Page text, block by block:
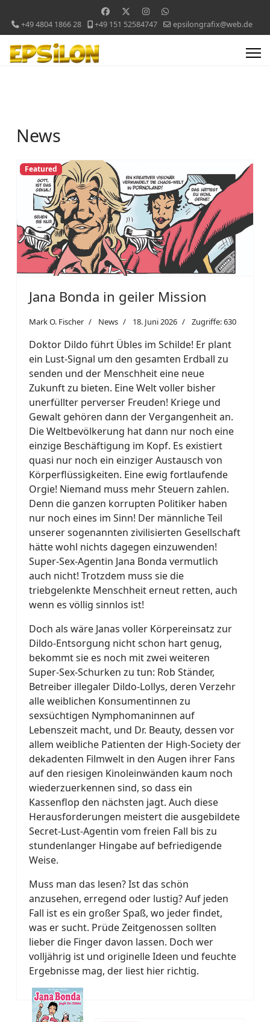
+49 4804 1866 28 +49 151 52584747 epsilongrafix@web.de
News
Featured
Jana Bonda in geiler Mission
Mark O. Fischer News 18. Juni 2026 Zugriffe: 630
Doktor Dildo führt Übles im Schilde! Er plant
ein Lust-Signal um den gesamten Erdball zu
senden und der Menschheit eine neue
Zukunft zu bieten. Eine Welt voller bisher
unerfüllter perverser Freuden! Kriege und
Gewalt gehören dann der Vergangenheit an.
Die Weltbevölkerung hat dann nur noch eine
einzige Beschäftigung im Kopf. Es existiert
quasi nur noch ein einziger Austausch von
Körperflüssigkeiten. Eine ewig fortlaufende
Orgie! Niemand muss mehr Steuern zahlen.
Denn die ganzen korrupten Politiker haben
nur noch eines im Sinn! Der männliche Teil
unserer sogenannten zivilisierten Gesellschaft
hätte wohl nichts dagegen einzuwenden!
Super-Sex-Agentin Jana Bonda vermutlich
auch nicht! Trotzdem muss sie die
triebgelenkte Menschheit erneut retten, auch
wenn es völlig sinnlos ist!
Doch als wäre Janas voller Körpereinsatz zur
Dildo-Entsorgung nicht schon hart genug,
bekommt sie es noch mit zwei weiteren
Super-Sex-Schurken zu tun: Rob Ständer,
Betreiber illegaler Dildo-Lollys, deren Verzehr
alle weiblichen Konsumentinnen zu
sexsüchtigen Nymphomaninnen auf
Lebenszeit macht, und Dr. Beauty, dessen vor
allem weibliche Patienten der High-Society der
dekadenten Filmwelt in den Augen ihrer Fans
auf den riesigen Kinoleinwänden kaum noch
wiederzuerkennen sind, so dass ein
Kassenflop den nächsten jagt. Auch diese
Herausforderungen meistert die ausgebildete
Secret-Lust-Agentin vom freien Fall bis zu
stundenlanger Hingabe auf befriedigende
Weise.
Muss man das lesen? Ist das schön
anzusehen, erregend oder lustig? Auf jeden
Fall ist es ein großer Spaß, wo jeder findet,
was er sucht. Prüde Zeitgenossen sollten
lieber die Finger davon lassen. Doch wer
volljährig ist und originelle Ideen und feuchte
Ergebnisse mag, der liest hier richtig.